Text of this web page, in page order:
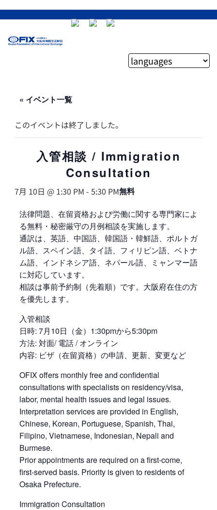
« イベント一覧
このイベントは終了しました。
入管相談 / Immigration
Consultation
7月 10日 @ 1:30 PM - 5:30 PM無料
法律問題、在留資格および労働に関する専門家によ
る無料・秘密厳守の月例相談を実施します。
通訳は、英語、中国語、韓国語・韓鮮語、ポルトガ
ル語、スペイン語、タイ語、フィリピン語、ベトナ
ム語、インドネシア語、ネパール語、ミャンマー語
に対応しています。
相談は事前予約制（先着順）です。大阪府在住の方
を優先します。
入管相談
日時: 7月10日（金）1:30pmから5:30pm
方法: 対面/ 電話 / オンライン
内容: ビザ（在留資格）の申請、更新、変更など
OFIX offers monthly free and confidential
consultations with specialists on residency/visa,
labor, mental health issues and legal issues.
Interpretation services are provided in English,
Chinese, Korean, Portuguese, Spanish, Thai,
Filipino, Vietnamese, Indonesian, Nepali and
Burmese.
Prior appointments are required on a first-come,
first-served basis. Priority is given to residents of
Osaka Prefecture.
Immigration Consultation